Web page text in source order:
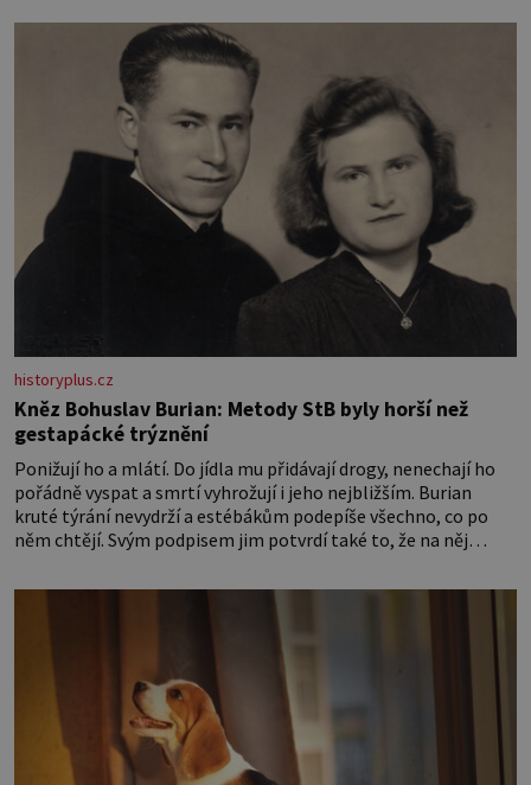
Ženy narozené ve znamení Berana, Lva a Střelce v sobě nesou
žár, odvahu a neutuchající elán. Vaše
historyplus.cz
Kněz Bohuslav Burian: Metody StB byly horší než
gestapácké trýznění
Ponižují ho a mlátí. Do jídla mu přidávají drogy, nenechají ho
pořádně vyspat a smrtí vyhrožují i jeho nejbližším. Burian
kruté týrání nevydrží a estébákům podepíše všechno, co po
něm chtějí. Svým podpisem jim potvrdí také to, že na něj
Syn brněnského řezníka chce být knězem a